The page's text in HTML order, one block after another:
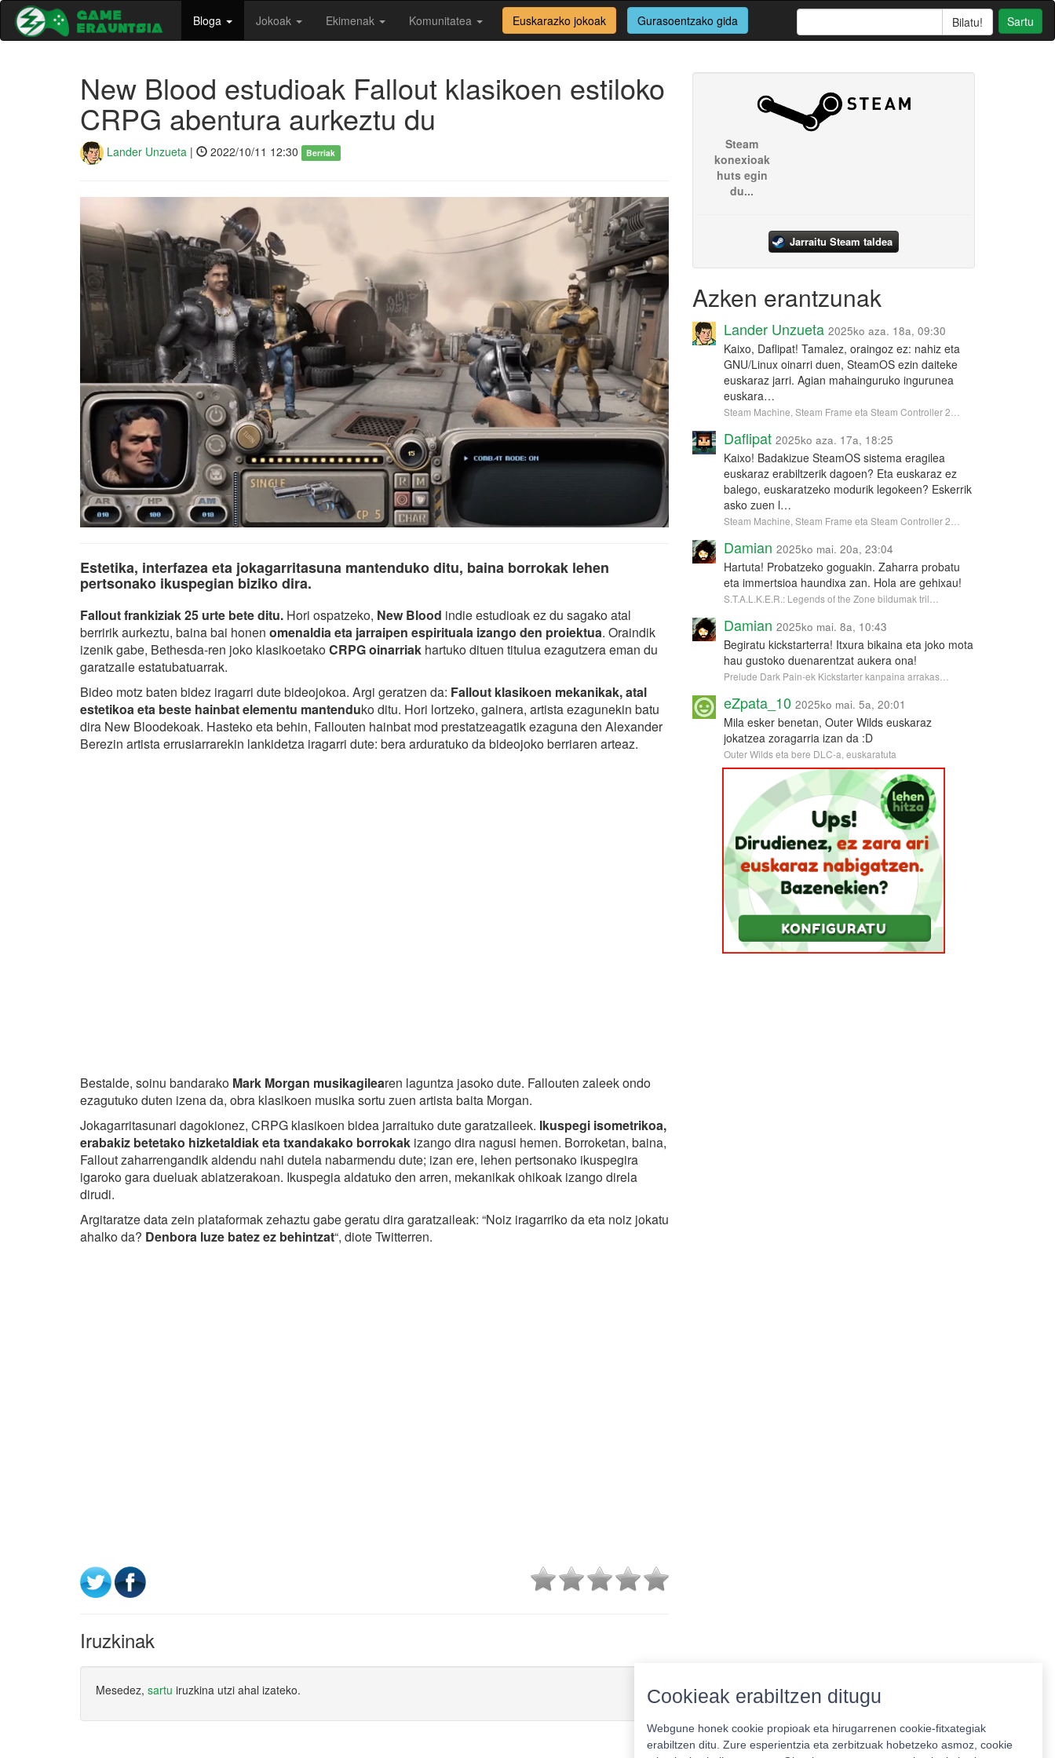
Bloga Jokoak Ekimenak Komunitatea Euskarazko jokoak Gurasoentzako gida Sartu
New Blood estudioak Fallout klasikoen estiloko
CRPG abentura aurkeztu du
Lander Unzueta | 2022/10/11 12:30 Berriak
Estetika, interfazea eta jokagarritasuna mantenduko ditu, baina borrokak lehen
pertsonako ikuspegian biziko dira.
Fallout frankiziak 25 urte bete ditu. Hori ospatzeko, New Blood indie estudioak ez du sagako atal
berririk aurkeztu, baina bai honen omenaldia eta jarraipen espirituala izango den proiektua. Oraindik
izenik gabe, Bethesda-ren joko klasikoetakoCRPG oinarriak hartuko dituen titulua ezagutzera eman du
garatzaile estatubatuarrak.
Bideo motz baten bidez iragarri dute bideojokoa. Argi geratzen da: Fallout klasikoen mekanikak, atal
estetikoa eta beste hainbat elementu mantenduko ditu. Hori lortzeko, gainera, artista ezagunekin batu
dira New Bloodekoak. Hasteko eta behin, Fallouten hainbat mod prestatzeagatik ezaguna den Alexander
Berezin artista errusiarrarekin lankidetza iragarri dute: bera arduratuko da bideojoko berriaren arteaz.
Bestalde, soinu bandarako Mark Morgan musikagilearen laguntza jasoko dute. Fallouten zaleek ondo
ezagutuko duten izena da, obra klasikoen musika sortu zuen artista baita Morgan.
Jokagarritasunari dagokionez, CRPG klasikoen bidea jarraituko dute garatzaileek. Ikuspegi isometrikoa,
erabakiz betetako hizketaldiak eta txandakako borrokak izango dira nagusi hemen. Borroketan, baina,
Fallout zaharrengandik aldendu nahi dutela nabarmendu dute; izan ere, lehen pertsonako ikuspegira
igaroko gara dueluak abiatzerakoan. Ikuspegia aldatuko den arren, mekanikak ohikoak izango direla
dirudi.
Argitaratze data zein plataformak zehaztu gabe geratu dira garatzaileak: “Noiz iragarriko da eta noiz jokatu
ahalko da? Denbora luze batez ez behintzat“, diote Twitterren.
Iruzkinak
Mesedez, sartu iruzkina utzi ahal izateko.
Steam
konexioak
huts egin
du...
Jarraitu Steam taldea
Azken erantzunak
Lander Unzueta 2025ko aza. 18a, 09:30
Kaixo, Daflipat! Tamalez, oraingoz ez: nahiz eta
GNU/Linux oinarri duen, SteamOS ezin daiteke
euskaraz jarri. Agian mahainguruko ingurunea
euskara…
Steam Machine, Steam Frame eta Steam Controller 2…
Daflipat 2025ko aza. 17a, 18:25
Kaixo! Badakizue SteamOS sistema eragilea
euskaraz erabiltzerik dagoen? Eta euskaraz ez
balego, euskaratzeko modurik legokeen? Eskerrik
asko zuen l…
Steam Machine, Steam Frame eta Steam Controller 2…
Damian 2025ko mai. 20a, 23:04
Hartuta! Probatzeko goguakin. Zaharra probatu
eta immertsioa haundixa zan. Hola are gehixau!
S.T.A.L.K.E.R.: Legends of the Zone bildumak tril…
Damian 2025ko mai. 8a, 10:43
Begiratu kickstarterra! Itxura bikaina eta joko mota
hau gustoko duenarentzat aukera ona!
Prelude Dark Pain-ek Kickstarter kanpaina arrakas…
eZpata_10 2025ko mai. 5a, 20:01
Mila esker benetan, Outer Wilds euskaraz
jokatzea zoragarria izan da :D
Outer Wilds eta bere DLC-a, euskaratuta
Cookieak erabiltzen ditugu
Webgune honek cookie propioak eta hirugarrenen cookie-fitxategiak
erabiltzen ditu. Zure esperientzia eta zerbitzuak hobetzeko asmoz, cookie